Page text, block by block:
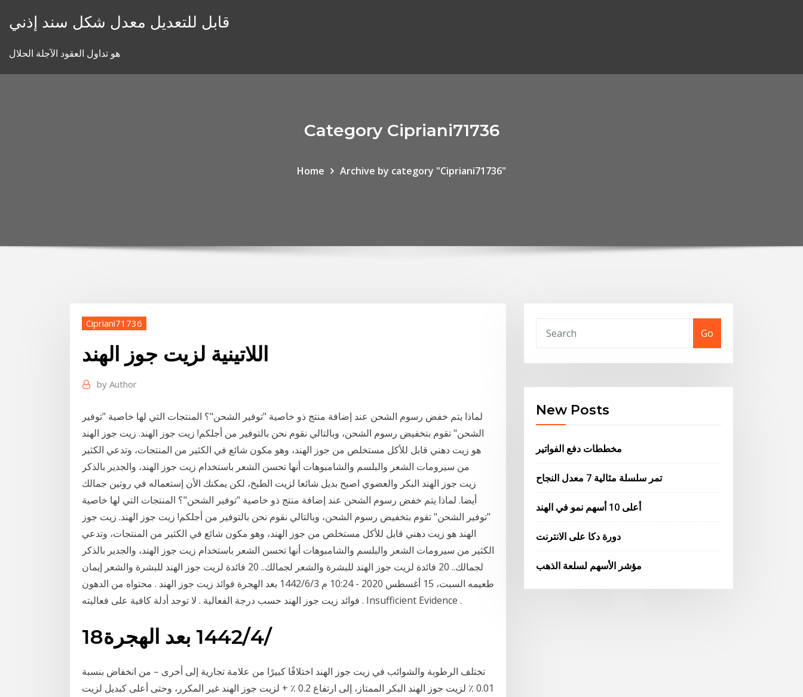
قابل للتعديل معدل شكل سند إذني
هو تداول العقود الآجلة الحلال
Category Cipriani71736
Home Archive by category "Cipriani71736"
Cipriani71736
اللاتينية لزيت جوز الهند
by Author
لماذا يتم خفض رسوم الشحن عند إضافة منتج ذو خاصية "توفير الشحن"؟ المنتجات التي لها خاصية "توفير
الشحن" تقوم بتخفيض رسوم الشحن، وبالتالي نقوم نحن بالتوفير من أجلكم! زيت جوز الهند. زيت جوز الهند
هو زيت دهني قابل للأكل مستخلص من جوز الهند، وهو مكون شائع في الكثير من المنتجات، وتدعي الكثير
من سيرومات الشعر والبلسم والشامبوهات أنها تحسن الشعر باستخدام زيت جوز الهند، والجدير بالذكر
زيت جوز الهند البكر والعضوي اصبح بديل شائعا لزيت الطبخ، لكن يمكنك الأن إستعماله في روتين جمالك
أيضا. لماذا يتم خفض رسوم الشحن عند إضافة منتج ذو خاصية "توفير الشحن"؟ المنتجات التي لها خاصية
"توفير الشحن" تقوم بتخفيض رسوم الشحن، وبالتالي نقوم نحن بالتوفير من أجلكم! زيت جوز الهند. زيت جوز
الهند هو زيت دهني قابل للأكل مستخلص من جوز الهند، وهو مكون شائع في الكثير من المنتجات، وتدعي
الكثير من سيرومات الشعر والبلسم والشامبوهات أنها تحسن الشعر باستخدام زيت جوز الهند، والجدير بالذكر
لجمالك.. 20 فائدة لزيت جوز الهند للبشرة والشعر لجمالك.. 20 فائدة لزيت جوز الهند للبشرة والشعر إيمان
طعيمه السبت، 15 أغسطس 2020 - 10:24 م 3‏‏/6‏‏/1442 بعد الهجرة فوائد زيت جوز الهند . محتواه من الدهون
. فوائد زيت جوز الهند حسب درجة الفعالية . لا توجد أدلة كافية على فعاليته Insufficient Evidence .
18‏‏/4‏‏/1442 بعد الهجرة
تختلف الرطوبة والشوائب في زيت جوز الهند اختلافًا كبيرًا من علامة تجارية إلى أخرى – من انخفاض بنسبة
0.01 ٪ لزيت جوز الهند البكر الممتاز، إلى ارتفاع 0.2 ٪ + لزيت جوز الهند غير المكرر، وحتى أعلى كبديل لزيت
Go
New Posts
مخططات دفع الفواتير
تمر سلسلة مثالية 7 معدل النجاح
أعلى 10 أسهم نمو في الهند
دورة دكا على الانترنت
مؤشر الأسهم لسلعة الذهب